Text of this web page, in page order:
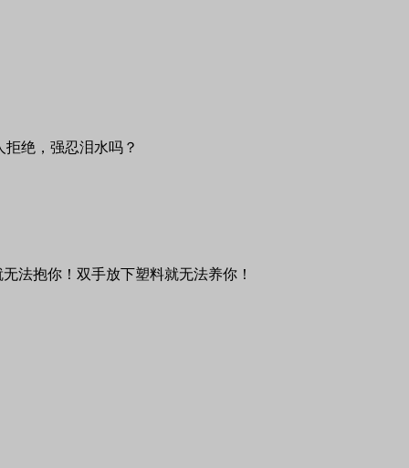
绝，强忍泪水吗？
法抱你！双手放下塑料就无法养你！